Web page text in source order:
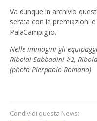
Va dunque in archivio
serata con le premiazioni
PalaCampiglio.
Nelle immagini gli
Riboldi-Sabbadini #2,
(photo Pierpaolo Romano)
Condividi questa News: